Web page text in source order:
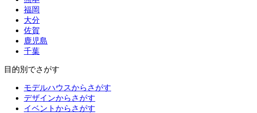
福岡
大分
佐賀
鹿児島
千葉
目的別でさがす
モデルハウスからさがす
デザインからさがす
イベントからさがす